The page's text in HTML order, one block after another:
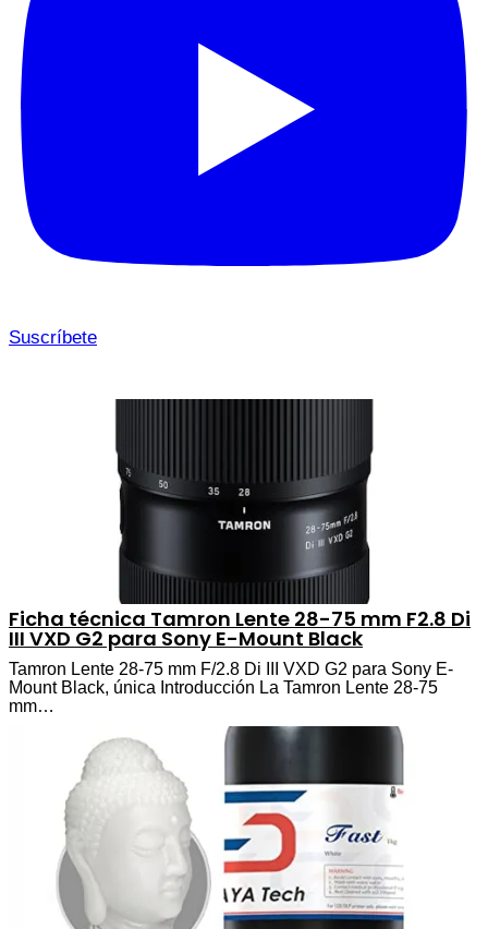
Suscríbete
Ficha técnica Tamron Lente 28-75 mm F2.8 Di
III VXD G2 para Sony E-Mount Black
Tamron Lente 28-75 mm F/2.8 Di III VXD G2 para Sony E-
Mount Black, única Introducción La Tamron Lente 28-75
mm…